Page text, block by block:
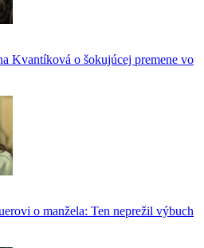
Kvantíková o šokujúcej premene vo
o manžela: Ten neprežil výbuch